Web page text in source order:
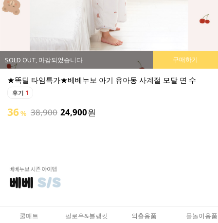
SOLD OUT, 마감되었습니다 구매하기
★똑딜 타임특가★베베누보 소프트 부스터 아기 튜브 의자
후기 0
튜브로 폭신하고 활용도가 좋은 아기 의자 출시:)
49
쿨매트 필로우&블랭킷 외출용품 물놀이용품